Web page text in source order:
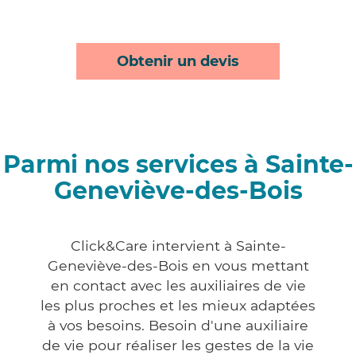
Obtenir un devis
Parmi nos services à Sainte-
Geneviève-des-Bois
Click&Care intervient à Sainte-
Geneviève-des-Bois en vous mettant
en contact avec les auxiliaires de vie
les plus proches et les mieux adaptées
à vos besoins. Besoin d'une auxiliaire
de vie pour réaliser les gestes de la vie